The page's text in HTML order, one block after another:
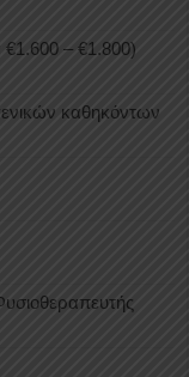
€1.600 – €1.800)
καθηκόντων